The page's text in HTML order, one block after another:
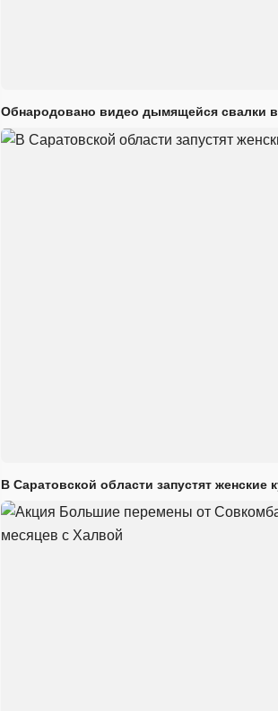
Обнародовано видео дымящейся свалки в
В Саратовской области запустят